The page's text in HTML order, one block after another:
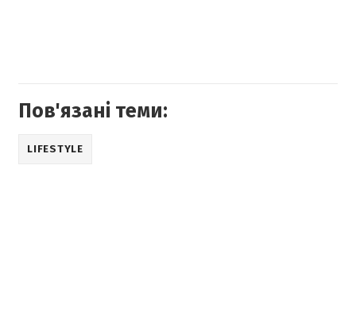
Пов'язані теми:
LIFESTYLE